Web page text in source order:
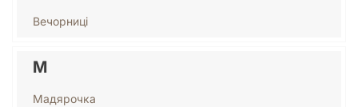
Вечорниці
М
Мадярочка